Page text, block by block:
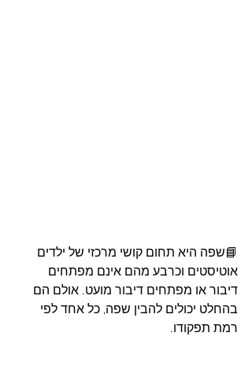
📘שפה היא תחום קושי מרכזי של ילדים
אוטיסטים וכרבע מהם אינם מפתחים
דיבור או מפתחים דיבור מועט. אולם הם
בהחלט יכולים להבין שפה, כל אחד לפי
רמת תפקודו.